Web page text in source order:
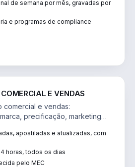
de semana por mês, gravadas por
e programas de compliance
E VENDAS
comercial e vendas:
precificação, marketing
apostiladas e atualizadas, com
horas, todos os dias
pelo MEC